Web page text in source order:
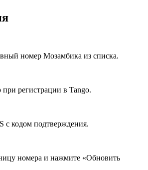
номер Мозамбика из списка.
регистрации в Tango.
с кодом подтверждения.
номера и нажмите «Обновить